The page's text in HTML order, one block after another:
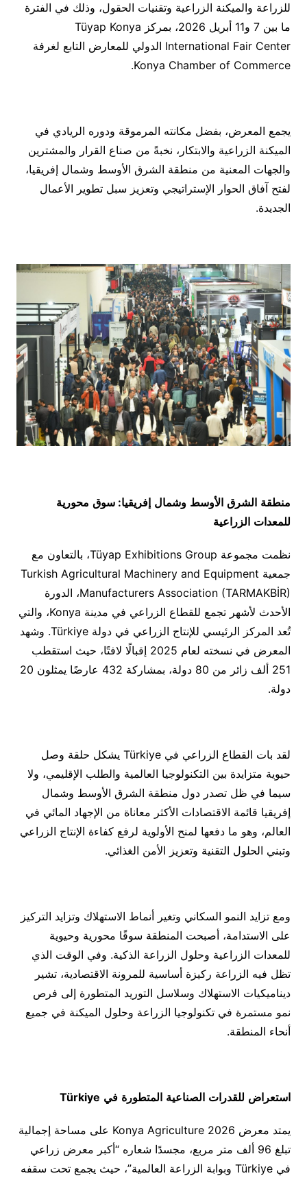
للزراعة والميكنة الزراعية وتقنيات الحقول، وذلك في الفترة
ما بين 7 و11 أبريل 2026، بمركز Tüyap Konya
International Fair Center الدولي للمعارض التابع لغرفة
Konya Chamber of Commerce.
يجمع المعرض، بفضل مكانته المرموقة ودوره الريادي في
الميكنة الزراعية والابتكار، نخبةً من صناع القرار والمشترين
والجهات المعنية من منطقة الشرق الأوسط وشمال إفريقيا،
لفتح آفاق الحوار الإستراتيجي وتعزيز سبل تطوير الأعمال
الجديدة.
منطقة الشرق الأوسط وشمال إفريقيا: سوق محورية
للمعدات الزراعية
نظمت مجموعة Tüyap Exhibitions Group، بالتعاون مع
جمعية Turkish Agricultural Machinery and Equipment
Manufacturers Association (TARMAKBİR)، الدورة
الأحدث لأشهر تجمع للقطاع الزراعي في مدينة Konya، والتي
تُعد المركز الرئيسي للإنتاج الزراعي في دولة Türkiye. وشهد
المعرض في نسخته لعام 2025 إقبالًا لافتًا، حيث استقطب
251 ألف زائر من 80 دولة، بمشاركة 432 عارضًا يمثلون 20
دولة.
لقد بات القطاع الزراعي في Türkiye يشكل حلقة وصل
حيوية متزايدة بين التكنولوجيا العالمية والطلب الإقليمي، ولا
سيما في ظل تصدر دول منطقة الشرق الأوسط وشمال
إفريقيا قائمة الاقتصادات الأكثر معاناة من الإجهاد المائي في
العالم، وهو ما دفعها لمنح الأولوية لرفع كفاءة الإنتاج الزراعي
وتبني الحلول التقنية وتعزيز الأمن الغذائي.
ومع تزايد النمو السكاني وتغير أنماط الاستهلاك وتزايد التركيز
على الاستدامة، أصبحت المنطقة سوقًا محورية وحيوية
للمعدات الزراعية وحلول الزراعة الذكية. وفي الوقت الذي
تظل فيه الزراعة ركيزة أساسية للمرونة الاقتصادية، تشير
ديناميكيات الاستهلاك وسلاسل التوريد المتطورة إلى فرص
نمو مستمرة في تكنولوجيا الزراعة وحلول الميكنة في جميع
أنحاء المنطقة.
استعراض للقدرات الصناعية المتطورة في Türkiye
يمتد معرض Konya Agriculture 2026 على مساحة إجمالية
تبلغ 96 ألف متر مربع، مجسدًا شعاره “أكبر معرض زراعي
في Türkiye وبوابة الزراعة العالمية”، حيث يجمع تحت سقفه